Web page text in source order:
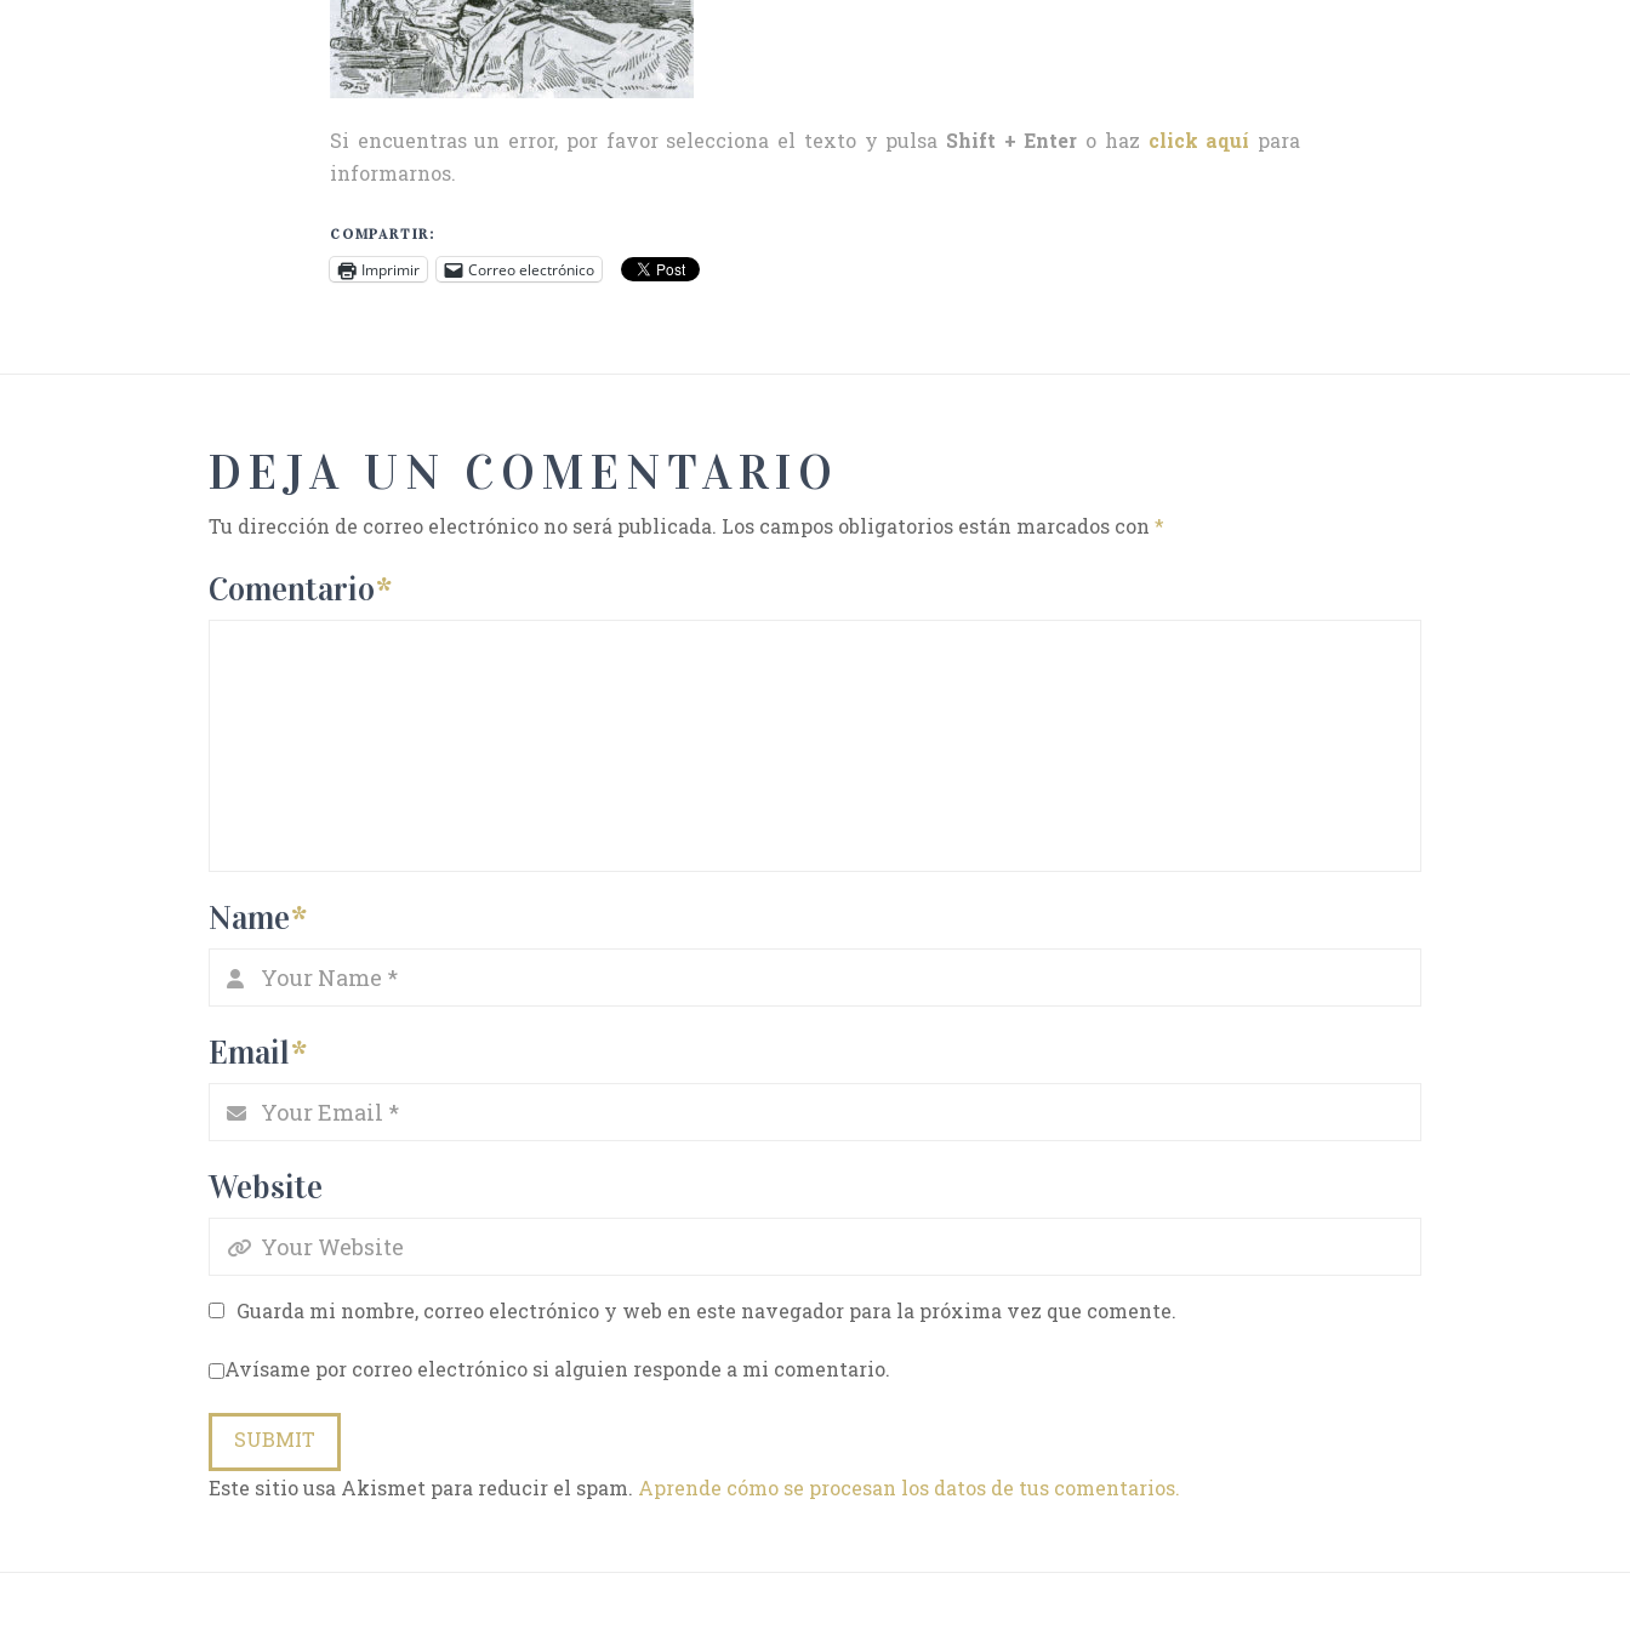
Si encuentras un error, por favor selecciona el texto y pulsa Shift + Enter o haz click aquí para
informarnos.
COMPARTIR:
Imprimir Correo electrónico
DEJA UN COMENTARIO
Tu dirección de correo electrónico no será publicada. Los campos obligatorios están marcados con *
Comentario*
Name*
Email*
Website
Guarda mi nombre, correo electrónico y web en este navegador para la próxima vez que comente.
Avísame por correo electrónico si alguien responde a mi comentario.
Este sitio usa Akismet para reducir el spam. Aprende cómo se procesan los datos de tus comentarios.